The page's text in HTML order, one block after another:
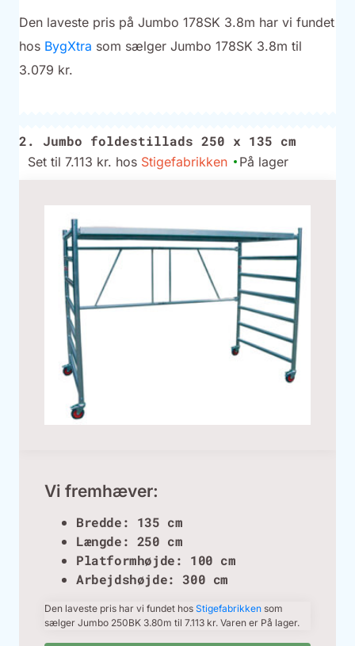
Den laveste pris på Jumbo 178SK 3.8m har vi fundet
hos BygXtra som sælger Jumbo 178SK 3.8m til
3.079 kr.
2. Jumbo foldestillads 250 x 135 cm
Set til 7.113 kr. hos Stigefabrikken På lager
Vi fremhæver:
Bredde: 135 cm
Længde: 250 cm
Platformhøjde: 100 cm
Arbejdshøjde: 300 cm
Den laveste pris har vi fundet hos Stigefabrikken som
sælger Jumbo 250BK 3.80m til 7.113 kr. Varen er På lager.